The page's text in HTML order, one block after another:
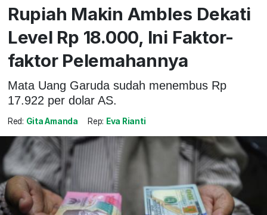
Rupiah Makin Ambles Dekati
Level Rp 18.000, Ini Faktor-
faktor Pelemahannya
Mata Uang Garuda sudah menembus Rp
17.922 per dolar AS.
Red: Gita Amanda Rep: Eva Rianti